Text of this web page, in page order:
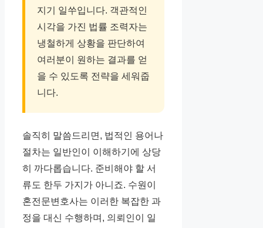
지기 일쑤입니다. 객관적인
시각을 가진 법률 조력자는
냉철하게 상황을 판단하여
여러분이 원하는 결과를 얻
을 수 있도록 전략을 세워줍
니다.
솔직히 말씀드리면, 법적인 용어나
절차는 일반인이 이해하기에 상당
히 까다롭습니다. 준비해야 할 서
류도 한두 가지가 아니죠. 수원이
혼전문변호사는 이러한 복잡한 과
정을 대신 수행하며, 의뢰인이 일